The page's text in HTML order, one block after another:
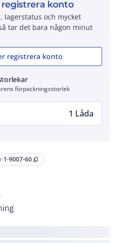
1-9007-60 content_copy
konto
och mycket
tar det bara någon minut
registrera konto
förpackningsstorlek
1 Låda